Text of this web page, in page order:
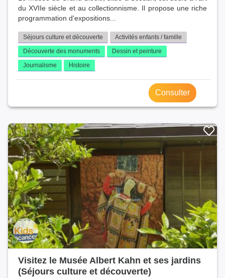
du XVIIe siècle et au collectionnisme. Il propose une riche
programmation d'expositions...
Séjours culture et découverte
Activités enfants / famille
Découverte des monuments
Dessin et peinture
Journalisme
Histoire
Consulter
Visitez le Musée Albert Kahn et ses jardins
(Séjours culture et découverte)